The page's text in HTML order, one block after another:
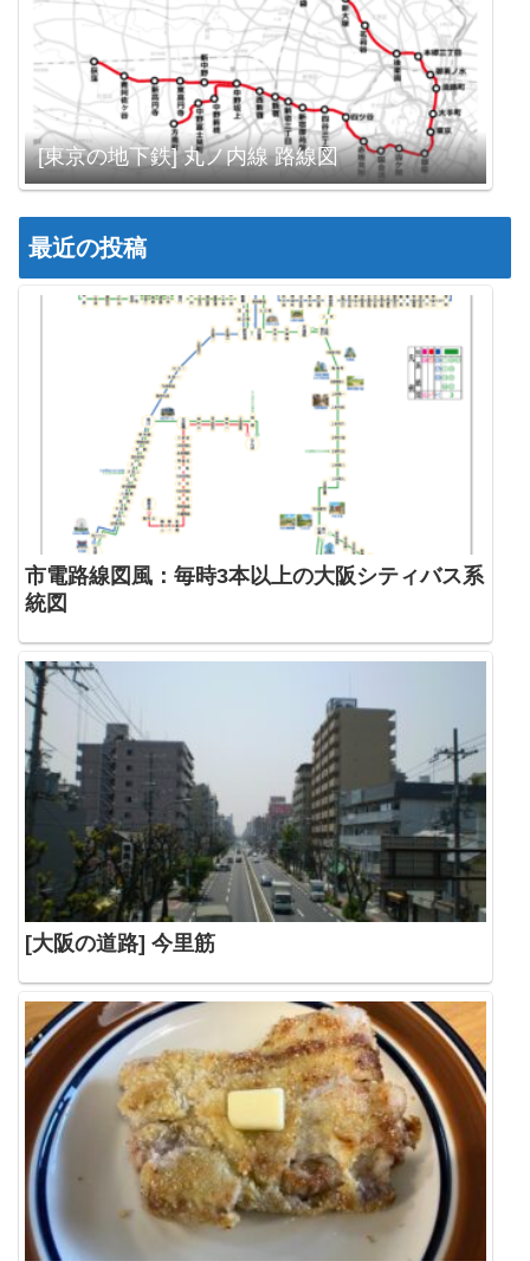
[東京の地下鉄] 丸ノ内線 路線図
最近の投稿
市電路線図風：毎時3本以上の大阪シティバス系
統図
[大阪の道路] 今里筋